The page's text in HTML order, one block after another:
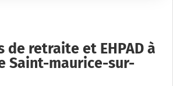
de retraite et EHPAD à
Saint-maurice-sur-